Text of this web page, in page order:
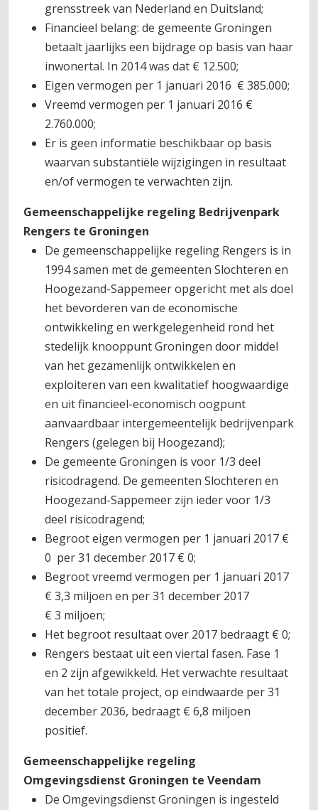
grensstreek van Nederland en Duitsland;
Financieel belang: de gemeente Groningen
betaalt jaarlijks een bijdrage op basis van haar
inwonertal. In 2014 was dat € 12.500;
Eigen vermogen per 1 januari 2016 € 385.000;
Vreemd vermogen per 1 januari 2016 €
2.760.000;
Er is geen informatie beschikbaar op basis
waarvan substantiële wijzigingen in resultaat
en/of vermogen te verwachten zijn.
Gemeenschappelijke regeling Bedrijvenpark
Rengers te Groningen
De gemeenschappelijke regeling Rengers is in
1994 samen met de gemeenten Slochteren en
Hoogezand-Sappemeer opgericht met als doel
het bevorderen van de economische
ontwikkeling en werkgelegenheid rond het
stedelijk knooppunt Groningen door middel
van het gezamenlijk ontwikkelen en
exploiteren van een kwalitatief hoogwaardige
en uit financieel-economisch oogpunt
aanvaardbaar intergemeentelijk bedrijvenpark
Rengers (gelegen bij Hoogezand);
De gemeente Groningen is voor 1/3 deel
risicodragend. De gemeenten Slochteren en
Hoogezand-Sappemeer zijn ieder voor 1/3
deel risicodragend;
Begroot eigen vermogen per 1 januari 2017 €
0 per 31 december 2017 € 0;
Begroot vreemd vermogen per 1 januari 2017
€ 3,3 miljoen en per 31 december 2017
€ 3 miljoen;
Het begroot resultaat over 2017 bedraagt € 0;
Rengers bestaat uit een viertal fasen. Fase 1
en 2 zijn afgewikkeld. Het verwachte resultaat
van het totale project, op eindwaarde per 31
december 2036, bedraagt € 6,8 miljoen
positief.
Gemeenschappelijke regeling
Omgevingsdienst Groningen te Veendam
De Omgevingsdienst Groningen is ingesteld